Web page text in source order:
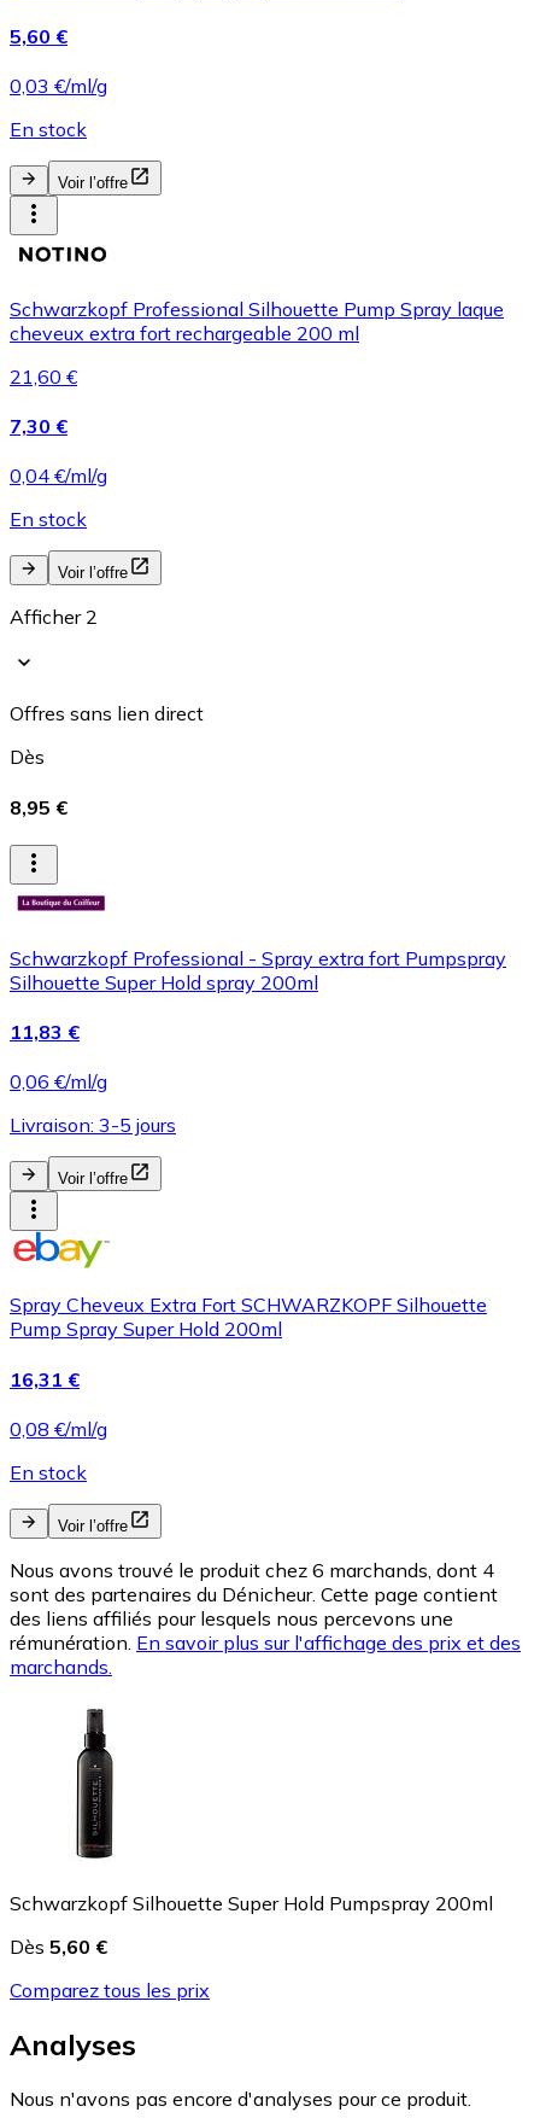
5,60 €
0,03 €/ml/g
En stock
Voir l’offre
Schwarzkopf Professional Silhouette Pump Spray laque
cheveux extra fort rechargeable 200 ml
21,60 €
7,30 €
0,04 €/ml/g
En stock
Voir l’offre
Afficher 2
Offres sans lien direct
Dès
8,95 €
Schwarzkopf Professional - Spray extra fort Pumpspray
Silhouette Super Hold spray 200ml
11,83 €
0,06 €/ml/g
Livraison: 3-5 jours
Voir l’offre
Spray Cheveux Extra Fort SCHWARZKOPF Silhouette
Pump Spray Super Hold 200ml
16,31 €
0,08 €/ml/g
En stock
Voir l’offre
Nous avons trouvé le produit chez 6 marchands, dont 4
sont des partenaires du Dénicheur. Cette page contient
des liens affiliés pour lesquels nous percevons une
rémunération. En savoir plus sur l'affichage des prix et des
marchands.
Schwarzkopf Silhouette Super Hold Pumpspray 200ml
Dès 5,60 €
Comparez tous les prix
Analyses
Nous n'avons pas encore d'analyses pour ce produit.